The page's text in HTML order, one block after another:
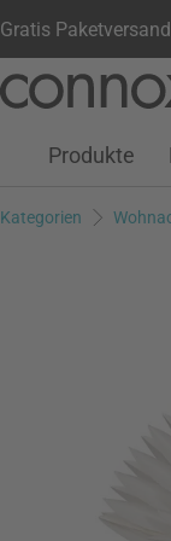
Gratis
Kundenkonto
Wunschliste
Produkte
Kategorien